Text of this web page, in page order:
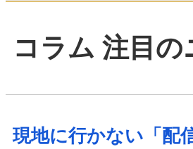
コラム 注目の
現地に行かない「配